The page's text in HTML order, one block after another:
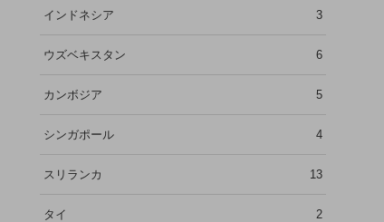
インドネシア 3
ウズベキスタン 6
カンボジア 5
シンガポール 4
スリランカ 13
タイ 2